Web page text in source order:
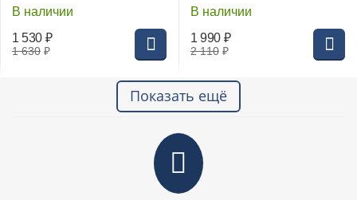
В наличии
1 630 ₽
1 530 ₽
В наличии
2 110 ₽
1 990 ₽
Показать ещё